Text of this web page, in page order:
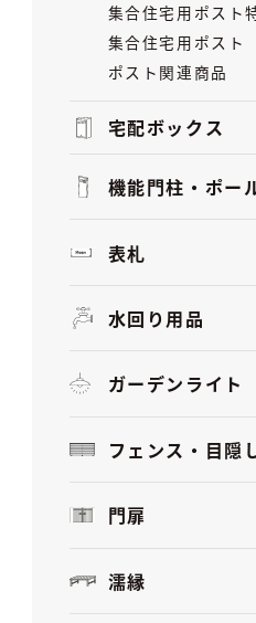
集合住宅用ポスト
集合住宅用ポスト
ポスト関連商品
宅配ボックス
機能門柱・ポー
表札
水回り用品
ガーデンライト
フェンス・目隠
門扉
濡縁